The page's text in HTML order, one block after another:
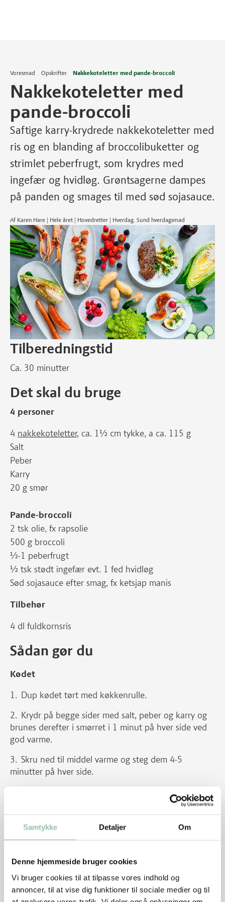
Samtykke Detaljer Om
Denne hjemmeside bruger cookies
Vi bruger cookies til at tilpasse vores indhold og
annoncer, til at vise dig funktioner til sociale medier og til
Voresmad Opskrifter Nakkekoteletter med pande-broccoli
Nakkekoteletter med
pande-broccoli
Saftige karry-krydrede nakkekoteletter med
ris og en blanding af broccolibuketter og
strimlet peberfrugt, som krydres med
ingefær og hvidløg. Grøntsagerne dampes
på panden og smages til med sød sojasauce.
Af Karen Hare | Hele året | Hovedretter | Hverdag, Sund hverdagsmad
Tilberedningstid
Ca. 30 minutter
Det skal du bruge
4 personer
4 nakkekoteletter, ca. 1½ cm tykke, a ca. 115 g
Salt
Peber
Karry
20 g smør
Pande-broccoli
2 tsk olie, fx rapsolie
500 g broccoli
½-1 peberfrugt
½ tsk stødt ingefær evt. 1 fed hvidløg
Sød sojasauce efter smag, fx ketsjap manis
Tilbehør
4 dl fuldkornsris
Sådan gør du
Kødet
Dup kødet tørt med køkkenrulle.
Krydr på begge sider med salt, peber og karry og
brunes derefter i smørret i 1 minut på hver side ved
god varme.
Skru ned til middel varme og steg dem 4-5
minutter på hver side.
Koteletterne holdes varme, evt. på en varm
Pande-broccoli
halveres, så størrelsen bliver ensartet.
Skær peberfrugten i strimler. Hæld olien på
panden ved kraftig varme og tilsæt grøntsager,